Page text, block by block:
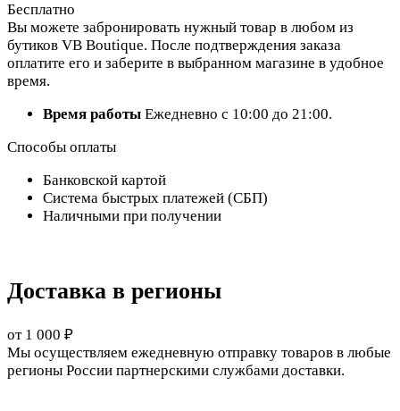
Бесплатно
Вы можете забронировать нужный товар в любом из
бутиков VB Boutique. После подтверждения заказа
оплатите его и заберите в выбранном магазине в удобное
время.
Время работы Ежедневно с 10:00 до 21:00.
Способы оплаты
Банковской картой
Система быстрых платежей (СБП)
Наличными при получении
Доставка в регионы
от 1 000 ₽
Мы осуществляем ежедневную отправку товаров в любые
регионы России партнерскими службами доставки.